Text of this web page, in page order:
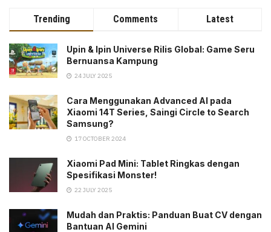
Trending Comments Latest
Upin & Ipin Universe Rilis Global: Game Seru
Bernuansa Kampung
24 JULY 2025
Cara Menggunakan Advanced AI pada
Xiaomi 14T Series, Saingi Circle to Search
Samsung?
17 OCTOBER 2024
Xiaomi Pad Mini: Tablet Ringkas dengan
Spesifikasi Monster!
22 JULY 2025
Mudah dan Praktis: Panduan Buat CV dengan
Bantuan AI Gemini